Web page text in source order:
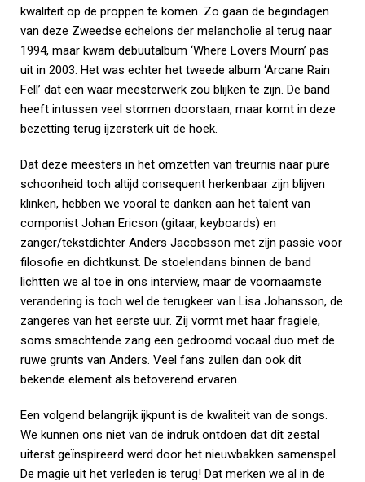
kwaliteit op de proppen te komen. Zo gaan de begindagen
van deze Zweedse echelons der melancholie al terug naar
1994, maar kwam debuutalbum ‘Where Lovers Mourn’ pas
uit in 2003. Het was echter het tweede album ‘Arcane Rain
Fell’ dat een waar meesterwerk zou blijken te zijn. De band
heeft intussen veel stormen doorstaan, maar komt in deze
bezetting terug ijzersterk uit de hoek.
Dat deze meesters in het omzetten van treurnis naar pure
schoonheid toch altijd consequent herkenbaar zijn blijven
klinken, hebben we vooral te danken aan het talent van
componist Johan Ericson (gitaar, keyboards) en
zanger/tekstdichter Anders Jacobsson met zijn passie voor
filosofie en dichtkunst. De stoelendans binnen de band
lichtten we al toe in ons interview, maar de voornaamste
verandering is toch wel de terugkeer van Lisa Johansson, de
zangeres van het eerste uur. Zij vormt met haar fragiele,
soms smachtende zang een gedroomd vocaal duo met de
ruwe grunts van Anders. Veel fans zullen dan ook dit
bekende element als betoverend ervaren.
Een volgend belangrijk ijkpunt is de kwaliteit van de songs.
We kunnen ons niet van de indruk ontdoen dat dit zestal
uiterst geïnspireerd werd door het nieuwbakken samenspel.
De magie uit het verleden is terug! Dat merken we al in de